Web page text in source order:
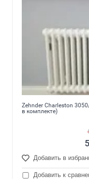
Zehnder Charleston
в комплекте)
Добавить в
Добавить к